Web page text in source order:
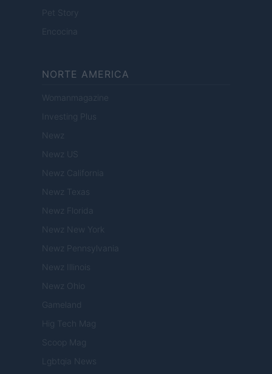
Pet Story
Encocina
NORTE AMERICA
Womanmagazine
Investing Plus
Newz
Newz US
Newz California
Newz Texas
Newz Florida
Newz New York
Newz Pennsylvania
Newz Illinois
Newz Ohio
Gameland
Hig Tech Mag
Scoop Mag
Lgbtqia News